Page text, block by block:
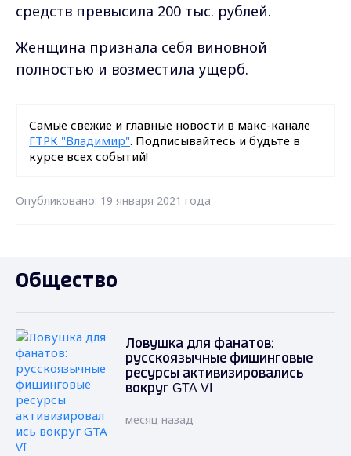
средств превысила 200 тыс. рублей.
Женщина признала себя виновной
полностью и возместила ущерб.
Самые свежие и главные новости в макс-канале
ГТРК "Владимир". Подписывайтесь и будьте в
курсе всех событий!
Опубликовано: 19 января 2021 года
Общество
Ловушка для фанатов:
русскоязычные фишинговые
ресурсы активизировались
вокруг GTA VI
месяц назад